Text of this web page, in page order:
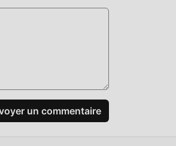
un commentaire